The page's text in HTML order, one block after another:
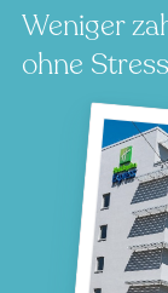
Weniger
ohne